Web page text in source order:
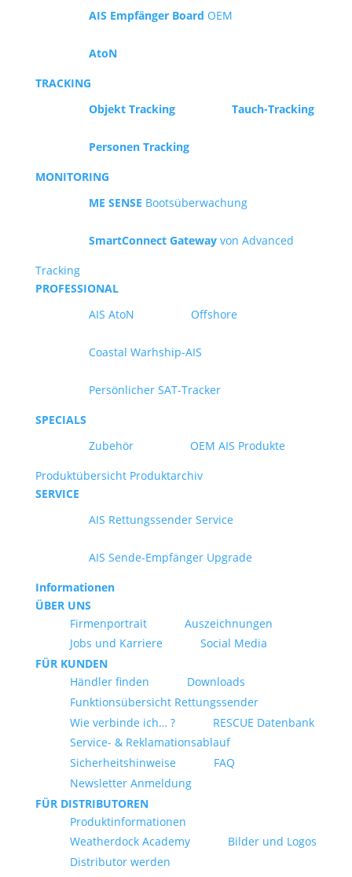
AIS Empfänger Board OEM
AtoN
TRACKING
Objekt Tracking
Tauch-Tracking
Personen Tracking
MONITORING
ME SENSE Bootsüberwachung
SmartConnect Gatewayvon Advanced
Tracking
PROFESSIONAL
AIS AtoN
Offshore
Coastal Warhship-AIS
Persönlicher SAT-Tracker
SPECIALS
Zubehör
OEM AIS Produkte
Produktübersicht Produktarchiv
SERVICE
AIS Rettungssender Service
AIS Sende-Empfänger Upgrade
Informationen
ÜBER UNS
Firmenportrait
Auszeichnungen
Jobs und Karriere
Social Media
FÜR KUNDEN
Händler finden
Downloads
Funktionsübersicht Rettungssender
Wie verbinde ich… ?
RESCUE Datenbank
Service- & Reklamationsablauf
Sicherheitshinweise
FAQ
Newsletter Anmeldung
FÜR DISTRIBUTOREN
Produktinformationen
Weatherdock Academy
Bilder und Logos
Distributor werden